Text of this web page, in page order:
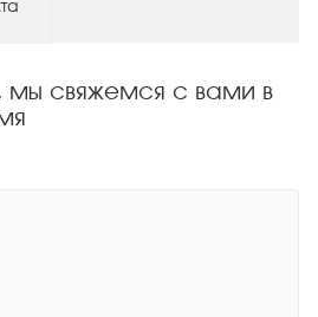
мы свяжемся с вами в